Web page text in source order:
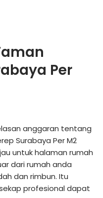
Per
anggaran tentang
Surabaya Per M2
untuk halaman rumah
dari rumah anda
dan rimbun. Itu
profesional dapat